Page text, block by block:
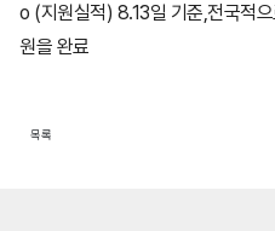
o (지원실적) 8.13일 기준,전국적
원을 완료
목록